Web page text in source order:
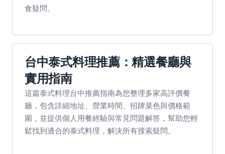
食疑問。
台中泰式料理推薦：精選餐廳與
實用指南
這篇泰式料理台中推薦指南為您整理多家高評價餐
廳，包含詳細地址、營業時間、招牌菜色與價格範
圍，並提供個人用餐經驗與常見問題解答，幫助您輕
鬆找到適合的泰式料理，解決所有搜索疑問。